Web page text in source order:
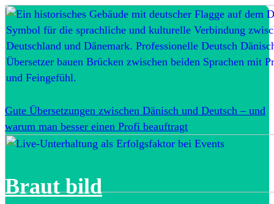
Gute Übersetzungen zwischen Dänisch und Deutsch – und
warum man besser einen Profi beauftragt
Braut bild